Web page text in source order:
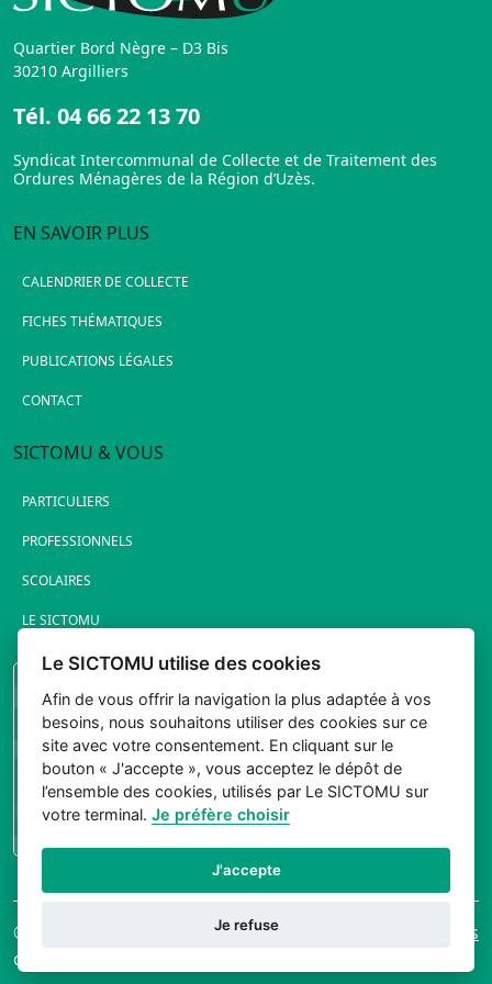
Quartier Bord Nègre – D3 Bis
30210 Argilliers
Tél. 04 66 22 13 70
Syndicat Intercommunal de Collecte et de Traitement des
Ordures Ménagères de la Région d’Uzès.
EN SAVOIR PLUS
CALENDRIER DE COLLECTE
FICHES THÉMATIQUES
PUBLICATIONS LÉGALES
CONTACT
SICTOMU & VOUS
PARTICULIERS
PROFESSIONNELS
SCOLAIRES
LE SICTOMU
PORTAIL ÉLUS
CONNEXION
© 2026 Sictomu. Tout
droits réservés.
Mentions légales
Le SICTOMU utilise des cookies
Afin de vous offrir la navigation la plus adaptée à vos
besoins, nous souhaitons utiliser des cookies sur ce
site avec votre consentement. En cliquant sur le
bouton « J'accepte », vous acceptez le dépôt de
l’ensemble des cookies, utilisés par Le SICTOMU sur
votre terminal.Je préfère choisir
J'accepte
Je refuse